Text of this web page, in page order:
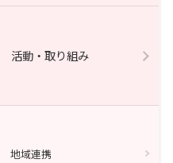
活動・取り組み
地域連携